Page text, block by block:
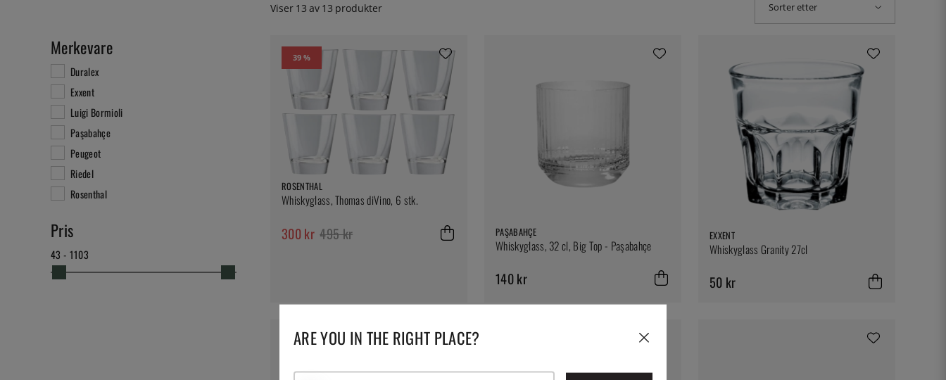
Viser 13 av 13 produkter Sorter etter
Merkevare
Duralex
Exxent
Luigi Bormioli
Paşabahçe
Peugeot
Riedel
Rosenthal
Pris
43 - 1103
39 %
ROSENTHAL
Whiskyglass, Thomas diVino, 6 stk.
300 kr 495 kr PAŞABAHÇE
Whiskyglass, 32 cl, Big Top - Paşabahçe
140 kr
EXXENT
Whiskyglass Granity 27cl
50 kr
ARE YOU IN THE RIGHT PLACE?